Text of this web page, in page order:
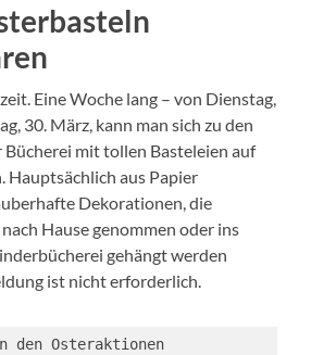
Eine Woche lang – von Dienstag,
30. März, kann man sich zu den
mit tollen Basteleien auf
Hauptsächlich aus Papier
Dekorationen, die
Hause genommen oder ins
gehängt werden
ist nicht erforderlich.
den Osteraktionen